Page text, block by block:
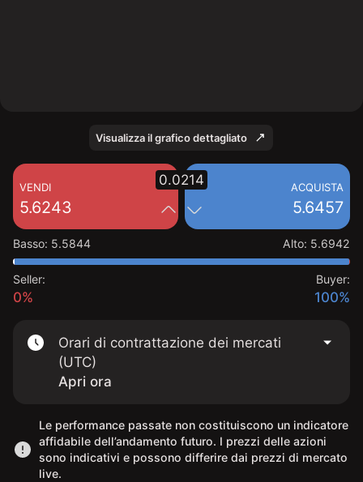
Visualizza il grafico dettagliato
VENDI
5.6243
ACQUISTA
5.6457
0.0214
Basso: 5.5844 Alto: 5.6942
Seller:
0%
Buyer:
100%
Orari di contrattazione dei mercati
(UTC)
Apri ora
Le performance passate non costituiscono un indicatore
affidabile dell’andamento futuro. I prezzi delle azioni
sono indicativi e possono differire dai prezzi di mercato
live.